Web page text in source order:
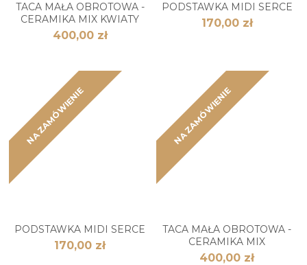
TACA MAŁA OBROTOWA -
CERAMIKA MIX KWIATY
400,00 zł
PODSTAWKA MIDI SERCE
170,00 zł
NA ZAMÓWIENIE
PODSTAWKA MIDI SERCE
170,00 zł
NA ZAMÓWIENIE
TACA MAŁA OBROTOWA -
CERAMIKA MIX
400,00 zł